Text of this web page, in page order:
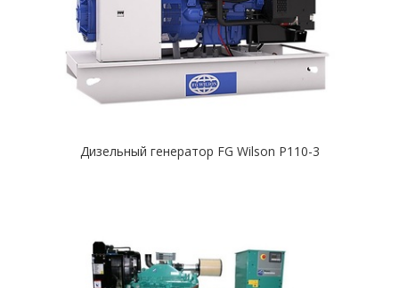
Дизельный генератор FG Wilson P110-3